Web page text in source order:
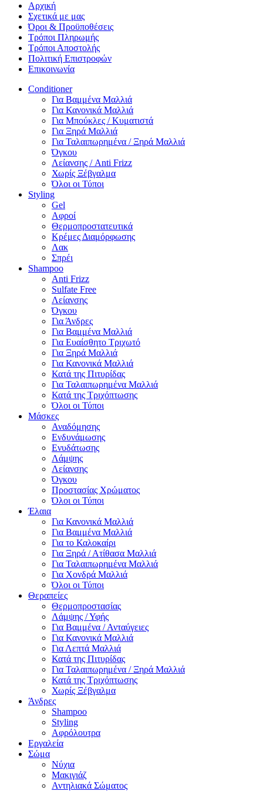
Αρχική
Σχετικά με μας
Όροι & Προϋποθέσεις
Τρόποι Πληρωμής
Τρόποι Αποστολής
Πολιτική Επιστροφών
Επικοινωνία
Conditioner
Για Βαμμένα Μαλλιά
Για Κανονικά Μαλλιά
Για Μπούκλες / Κυματιστά
Για Ξηρά Μαλλιά
Για Ταλαιπωρημένα / Ξηρά Μαλλιά
Όγκου
Λείανσης / Anti Frizz
Χωρίς Ξέβγαλμα
Όλοι οι Τύποι
Styling
Gel
Αφροί
Θερμοπροστατευτικά
Κρέμες Διαμόρφωσης
Λακ
Σπρέι
Shampoo
Anti Frizz
Sulfate Free
Λείανσης
Όγκου
Για Άνδρες
Για Βαμμένα Μαλλιά
Για Ευαίσθητο Τριχωτό
Για Ξηρά Μαλλιά
Για Κανονικά Μαλλιά
Κατά της Πιτυρίδας
Για Ταλαιπωρημένα Μαλλιά
Κατά της Τριχόπτωσης
Όλοι οι Τύποι
Μάσκες
Αναδόμησης
Ενδυνάμωσης
Ενυδάτωσης
Λάμψης
Λείανσης
Όγκου
Προστασίας Χρώματος
Όλοι οι Τύποι
Έλαια
Για Κανονικά Μαλλιά
Για Βαμμένα Μαλλιά
Για το Καλοκαίρι
Για Ξηρά / Ατίθασα Μαλλιά
Για Ταλαιπωρημένα Μαλλιά
Για Χονδρά Μαλλιά
Όλοι οι Τύποι
Θεραπείες
Θερμοπροστασίας
Λάμψης / Υφής
Για Βαμμένα / Ανταύγειες
Για Κανονικά Μαλλιά
Για Λεπτά Μαλλιά
Κατά της Πιτυρίδας
Για Ταλαιπωρημένα / Ξηρά Μαλλιά
Κατά της Τριχόπτωσης
Χωρίς Ξέβγαλμα
Άνδρες
Shampoo
Styling
Αφρόλουτρα
Εργαλεία
Σώμα
Νύχια
Μακιγιάζ
Αντηλιακά Σώματος